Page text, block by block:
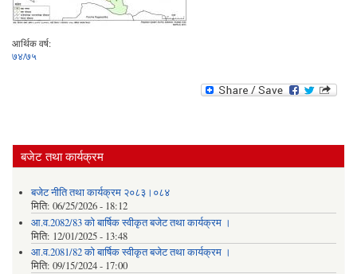
आर्थिक वर्ष:
७४/७५
बजेट तथा कार्यक्रम
बजेट नीति तथा कार्यक्रम २०८३।०८४
मिति: 06/25/2026 - 18:12
आ.व.2082/83 को बार्षिक स्वीकृत बजेट तथा कार्यक्रम ।
मिति: 12/01/2025 - 13:48
आ.व.2081/82 को बार्षिक स्वीकृत बजेट तथा कार्यक्रम ।
मिति: 09/15/2024 - 17:00